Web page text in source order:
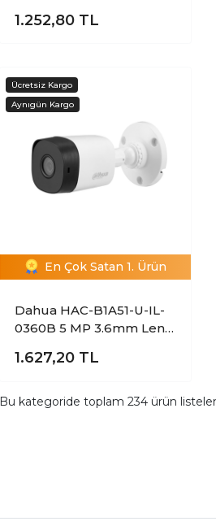
1.252,80 TL
En Çok Satan 1. Ürün
Dahua HAC-B1A51-U-IL-
0360B 5 MP 3.6mm Lens
Bullet Kamera
1.627,20 TL
Bu kategoride toplam 234 ürün